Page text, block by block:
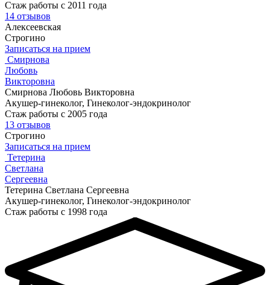
Стаж работы с 2011 года
14 отзывов
Алексеевская
Строгино
Записаться на прием
Смирнова
Любовь
Викторовна
Смирнова Любовь Викторовна
Акушер-гинеколог, Гинеколог-эндокринолог
Стаж работы с 2005 года
13 отзывов
Строгино
Записаться на прием
Тетерина
Светлана
Сергеевна
Тетерина Светлана Сергеевна
Акушер-гинеколог, Гинеколог-эндокринолог
Стаж работы с 1998 года